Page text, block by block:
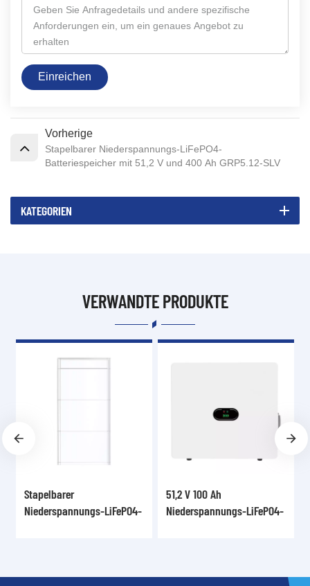
Einreichen
Vorherige
Stapelbarer Niederspannungs-LiFePO4-
Batteriespeicher mit 51,2 V und 400 Ah GRP5.12-SLV
KATEGORIEN
VERWANDTE PRODUKTE
LiFePO4-
51,2 V 100 Ah
Niederspannungs-LiFePO4-
Lithium-